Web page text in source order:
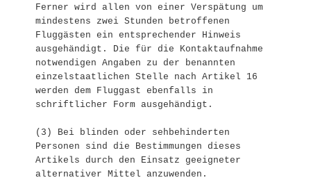
Ferner wird allen von einer Verspätung um
mindestens zwei Stunden betroffenen
Fluggästen ein entsprechender Hinweis
ausgehändigt. Die für die Kontaktaufnahme
notwendigen Angaben zu der benannten
einzelstaatlichen Stelle nach Artikel 16
werden dem Fluggast ebenfalls in
schriftlicher Form ausgehändigt.
(3) Bei blinden oder sehbehinderten
Personen sind die Bestimmungen dieses
Artikels durch den Einsatz geeigneter
alternativer Mittel anzuwenden.